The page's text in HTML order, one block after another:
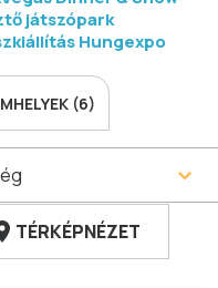
játszópark
Hungexpo
(6)
TÉRKÉPNÉZET